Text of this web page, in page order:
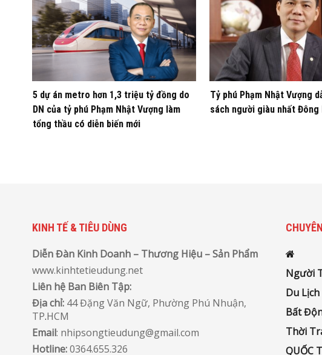
5 dự án metro hơn 1,3 triệu tỷ đồng do
DN của tỷ phú Phạm Nhật Vượng làm
tổng thầu có diễn biến mới
Tỷ phú Phạm Nhật Vượng
sách người giàu nhất Đông
KINH TẾ & TIÊU DÙNG
Diễn Đàn Kinh Doanh – Thương Hiệu – Sản Phẩm
www.kinhtetieudung.net
Liên hệ Ban Biên Tập:
Địa chỉ: 44 Đặng Văn Ngữ, Phường Phú Nhuận,
TP.HCM
Email: nhipsongtieudung@gmail.com
Hotline:0364.655.326
Người
Du Lịch
Bất
Thời
QUỐC